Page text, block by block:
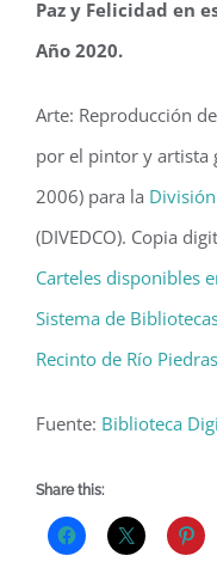
Paz y Felicidad en
Año 2020.
Arte: Reproducción
por el pintor y artista
2006) para la
(DIVEDCO). Copia
Carteles disponibles
Sistema de
Recinto de Río Piedras
Fuente: Biblioteca
Share this: